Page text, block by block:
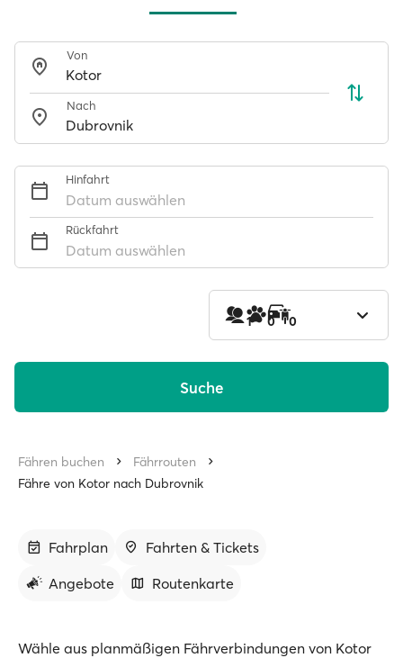
Von
Nach
Hinfahrt
Datum auswählen
Rückfahrt
Datum auswählen
1 0 0
Suche
Fähren buchen
Fährrouten
Fähre von Kotor nach Dubrovnik
Fahrplan
Fahrten & Tickets
Angebote
Routenkarte
Wähle aus planmäßigen Fährverbindungen von Kotor